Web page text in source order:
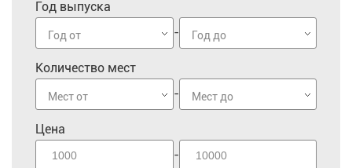
Год выпуска
Год от - Год до
Количество мест
Мест от - Мест до
Цена
-